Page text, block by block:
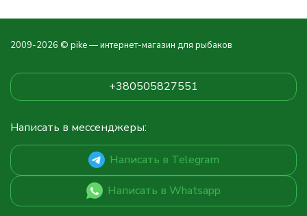
2009-2026 © pike — интернет-магазин для рыбаков
+380505827551
Написать в мессенджеры:
Написать в Telegram
Написать в Whatsapp